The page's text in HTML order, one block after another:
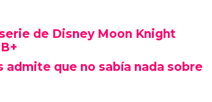
de Disney Moon Knight
que no sabía nada sobre